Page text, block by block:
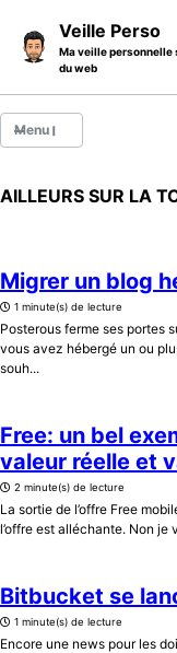
Veille Perso
Ma veille personnelle
du web
Menu
Catégories
A propos
AILLEURS SUR LA
Migrer un blog
1 minute(s) de lecture
Posterous ferme ses portes
vous avez hébergé un ou
souh...
Free: un bel
valeur réelle et
2 minute(s) de lecture
La sortie de l’offre Free
l’offre est alléchante. Non je
Bitbucket se
1 minute(s) de lecture
Encore une news pour les